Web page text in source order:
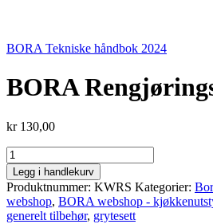
BORA Tekniske håndbok 2024
BORA
kr130,00
BORA
Rengjøringssvamp
antall
Legg i handlekurv
Produktnummer: KWRS Kategorier:
webshop, BORA webshop -
generelt tilbehør, grytesett